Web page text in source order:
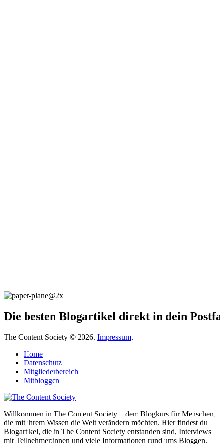
Die besten Blogartikel direkt in dein
The Content Society © 2026. Impressum.
Home
Datenschutz
Mitgliederbereich
Mitbloggen
Willkommen in The Content Society – dem Blogkurs für Menschen,
die mit ihrem Wissen die Welt verändern möchten. Hier findest du
Blogartikel, die in The Content Society entstanden sind, Interviews
mit Teilnehmer:innen und viele Informationen rund ums Bloggen.